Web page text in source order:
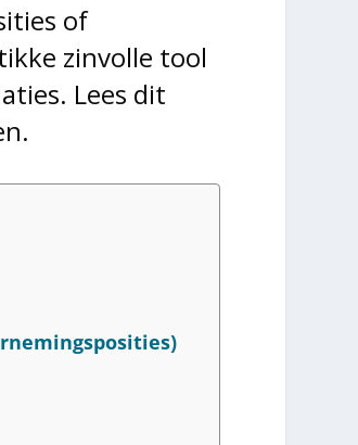
of
zinvolle tool
Lees dit